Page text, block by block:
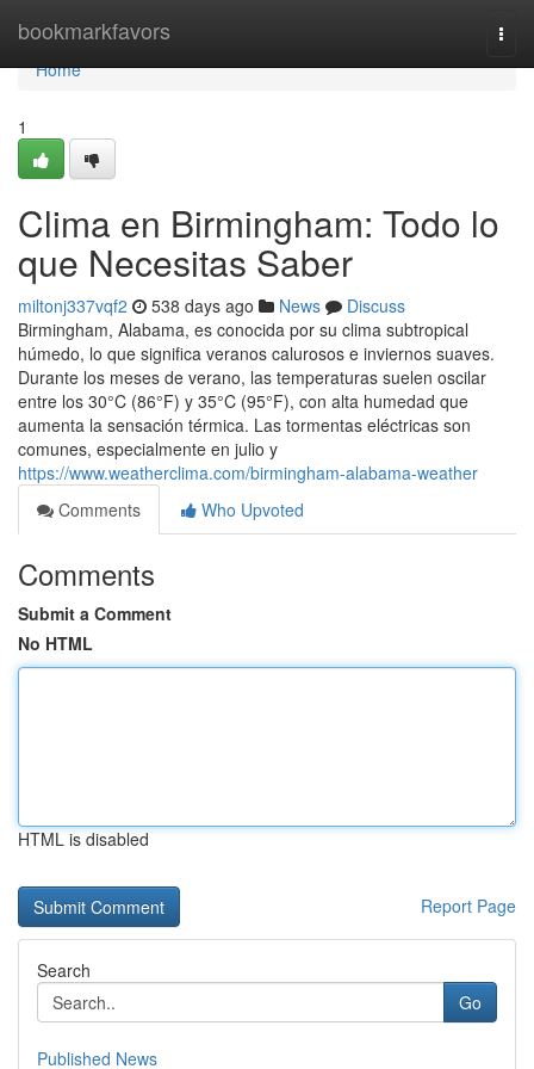
bookmarkfavors
Home
Home
1
Clima en Birmingham: Todo lo
que Necesitas Saber
miltonj337vqf2 538 days ago News
Discuss
Birmingham, Alabama, es conocida por su clima subtropical
húmedo, lo que significa veranos calurosos e inviernos suaves.
Durante los meses de verano, las temperaturas suelen oscilar
entre los 30°C (86°F) y 35°C (95°F), con alta humedad que
aumenta la sensación térmica. Las tormentas eléctricas son
comunes, especialmente en julio y
https://www.weatherclima.com/birmingham-alabama-weather
Comments
Who Upvoted
Comments
Submit a Comment
No HTML
HTML is disabled
Report Page
Search
Go
Published News